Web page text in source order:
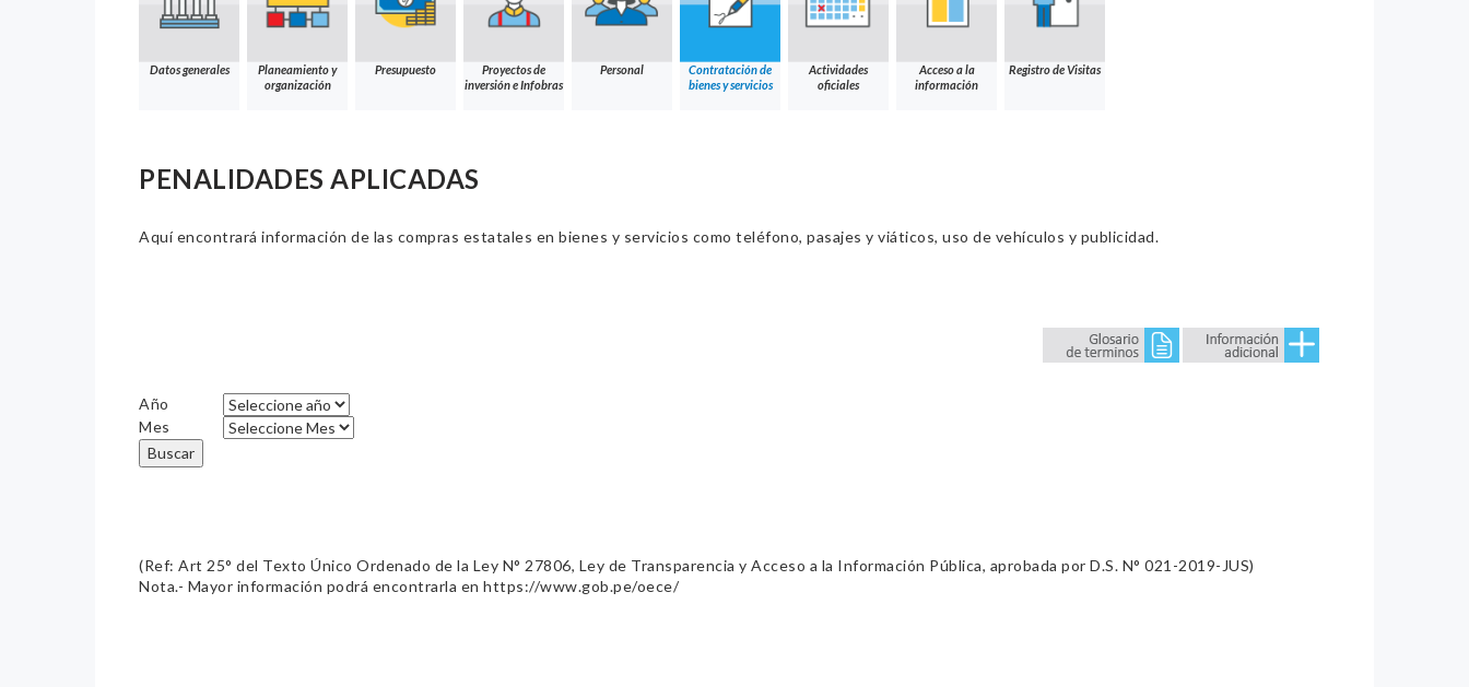
Datos generales
Planeamiento y
organización
Presupuesto
Proyectos de
inversión e Infobras
Personal
Contratación de
bienes y servicios
Actividades
oficiales
Acceso a la
información
Registro de Visitas
PENALIDADES APLICADAS
Aquí encontrará información de las compras estatales en bienes y servicios como teléfono, pasajes y viáticos, uso de vehículos y publicidad.
Año
Mes
Buscar
(Ref: Art 25° del Texto Único Ordenado de la Ley N° 27806, Ley de Transparencia y Acceso a la Información Pública, aprobada por D.S. N° 021-2019-JUS)
Nota.- Mayor información podrá encontrarla en https://www.gob.pe/oece/